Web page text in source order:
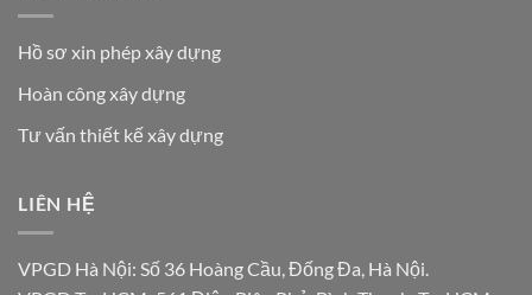
Hồ sơ xin phép xây dựng
Hoàn công xây dựng
Tư vấn thiết kế xây dựng
LIÊN HỆ
VPGD Hà Nội: Số 36 Hoàng Cầu, Đống Đa, Hà Nội.